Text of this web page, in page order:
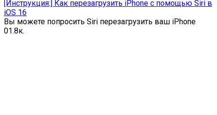
[Инструкция:] Как перезагрузить iPhone с помощью Siri в
iOS 16
Вы можете попросить Siri перезагрузить ваш iPhone
01.8к.